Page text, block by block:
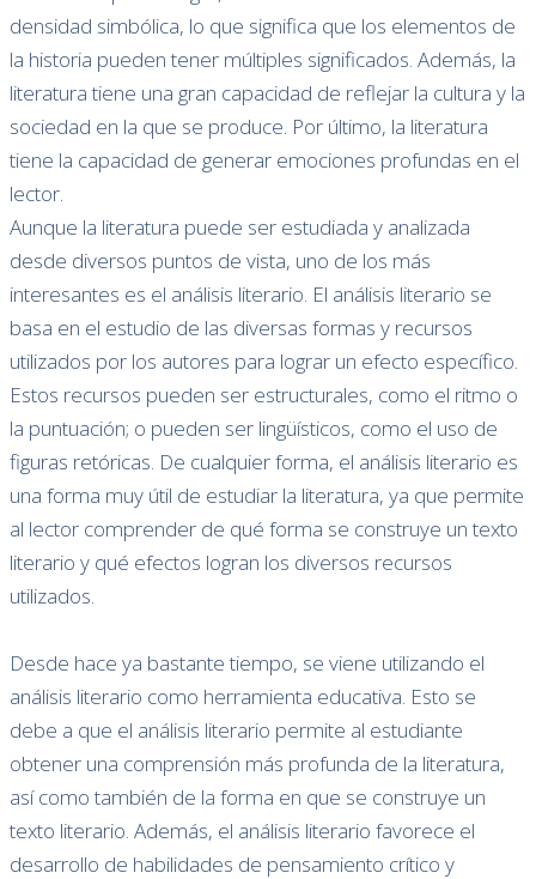
densidad simbólica, lo que significa que los elementos de
la historia pueden tener múltiples significados. Además, la
literatura tiene una gran capacidad de reflejar la cultura y la
sociedad en la que se produce. Por último, la literatura
tiene la capacidad de generar emociones profundas en el
lector.
Aunque la literatura puede ser estudiada y analizada
desde diversos puntos de vista, uno de los más
interesantes es el análisis literario. El análisis literario se
basa en el estudio de las diversas formas y recursos
utilizados por los autores para lograr un efecto específico.
Estos recursos pueden ser estructurales, como el ritmo o
la puntuación; o pueden ser lingüísticos, como el uso de
figuras retóricas. De cualquier forma, el análisis literario es
una forma muy útil de estudiar la literatura, ya que permite
al lector comprender de qué forma se construye un texto
literario y qué efectos logran los diversos recursos
utilizados.
Desde hace ya bastante tiempo, se viene utilizando el
análisis literario como herramienta educativa. Esto se
debe a que el análisis literario permite al estudiante
obtener una comprensión más profunda de la literatura,
así como también de la forma en que se construye un
texto literario. Además, el análisis literario favorece el
desarrollo de habilidades de pensamiento crítico y